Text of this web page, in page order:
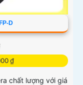
D
₫
chất lượng với giá